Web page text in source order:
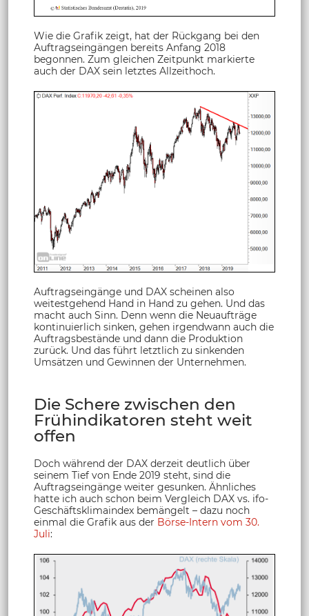
Wie die Grafik zeigt, hat der Rückgang bei den
Auftragseingängen bereits Anfang 2018
begonnen. Zum gleichen Zeitpunkt markierte
auch der DAX sein letztes Allzeithoch.
Auftragseingänge und DAX scheinen also
weitestgehend Hand in Hand zu gehen. Und das
macht auch Sinn. Denn wenn die Neuaufträge
kontinuierlich sinken, gehen irgendwann auch die
Auftragsbestände und dann die Produktion
zurück. Und das führt letztlich zu sinkenden
Umsätzen und Gewinnen der Unternehmen.
Die Schere zwischen den
Frühindikatoren steht weit
offen
Doch während der DAX derzeit deutlich über
seinem Tief von Ende 2019 steht, sind die
Auftragseingänge weiter gesunken. Ähnliches
hatte ich auch schon beim Vergleich DAX vs. ifo-
Geschäftsklimaindex bemängelt – dazu noch
einmal die Grafik aus der Börse-Intern vom 30.
Juli: